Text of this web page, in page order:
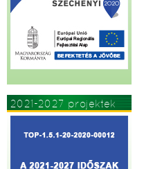
2021-2027 projektek